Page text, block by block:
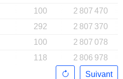
100
2 807 470
292
2 807 370
100
2 807 078
118
2 806 978
Suivant